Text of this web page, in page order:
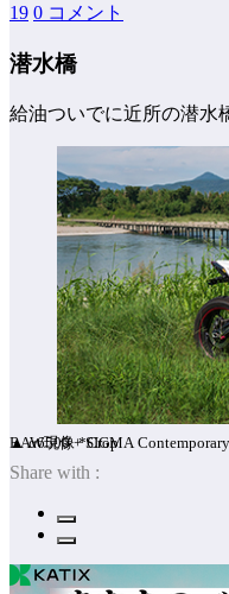
19 0 コメント
潜水橋
給油ついでに近所の潜水
▲ α6500 + SIGMA Contemporary16mm F1.4 ( ISO=100 | F=2.8 | SS=1/3200 ) RAW現像 *Crop
Share with :